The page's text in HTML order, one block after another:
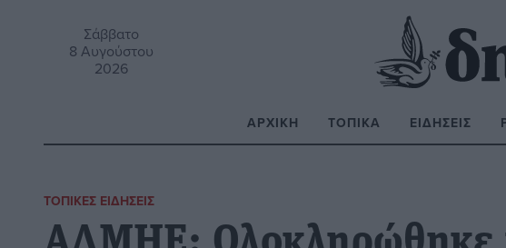
Σάββατο
8 Αυγούστου
2026
ΑΡΧΙΚΉ ΤΟΠΙΚΆ ΕΙΔΉΣΕΙΣ
ΤΟΠΙΚΈΣ ΕΙΔΉΣΕΙΣ